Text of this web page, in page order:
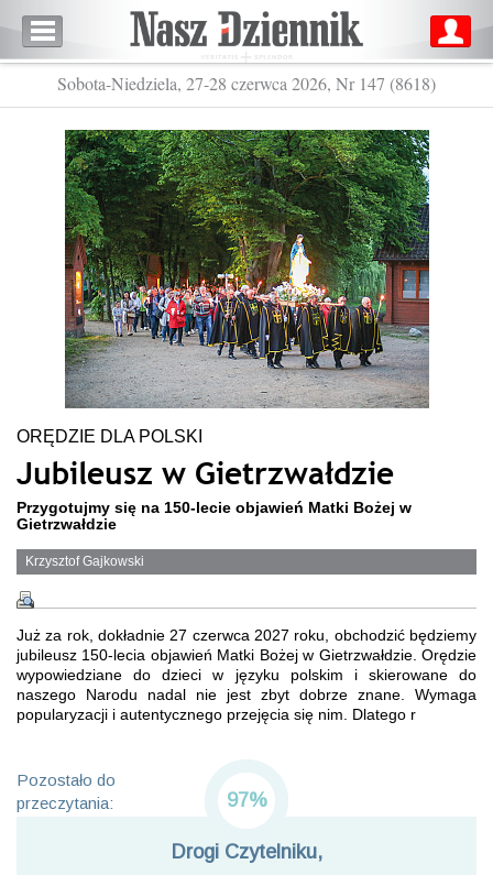
Sobota-Niedziela, 27-28 czerwca 2026, Nr 147 (8618)
ORĘDZIE DLA POLSKI
Jubileusz w Gietrzwałdzie
Przygotujmy się na 150-lecie objawień Matki Bożej w
Gietrzwałdzie
Krzysztof Gajkowski
Już za rok, dokładnie 27 czerwca 2027 roku, obchodzić będziemy
jubileusz 150-lecia objawień Matki Bożej w Gietrzwałdzie. Orędzie
wypowiedziane do dzieci w języku polskim i skierowane do
naszego Narodu nadal nie jest zbyt dobrze znane. Wymaga
popularyzacji i autentycznego przejęcia się nim. Dlatego r
Pozostało do
przeczytania:
97%
Drogi Czytelniku,